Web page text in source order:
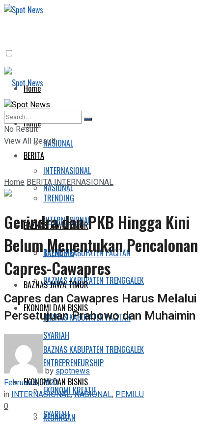
Home
BERITA
NASIONAL
INTERNASIONAL
TRENDING
BAZNAS JAWA TIMUR
BAZNAS KABUPATEN PACITAN
BAZNAS KABUPATEN TRENGGALEK
EKONOMI DAN BISNIS
SYARIAH
ENTREPRENEURSHIP
EKONOMI KREATIF
KEUANGAN
Home
BERITA
NASIONAL
INTERNASIONAL
TRENDING
BAZNAS JAWA TIMUR
BAZNAS KABUPATEN PACITAN
BAZNAS KABUPATEN TRENGGALEK
EKONOMI DAN BISNIS
SYARIAH
No Result
View All Result
HomeBERITAINTERNASIONAL
Gerindra dan PKB Hingga Kini
Belum Menentukan Pencalonan
Capres-Cawapres
Capres dan Cawapres Harus Melalui
Persetujuan Prabowo dan Muhaimin
byspotnews
Februari 8, 2023
in INTERNASIONAL,NASIONAL, PEMILU
0